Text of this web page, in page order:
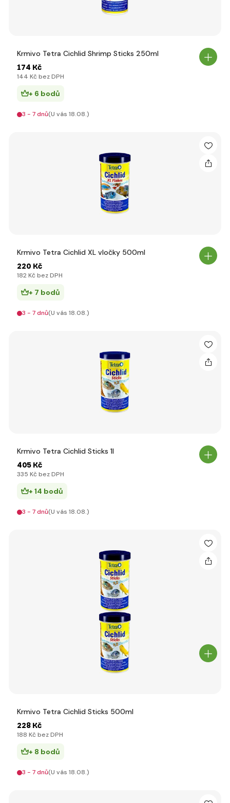
Krmivo Tetra Cichlid Shrimp Sticks 250ml
174 Kč
144 Kč bez DPH
+ 6 bodů
3 - 7 dnů(U vás 18.08.)
Krmivo Tetra Cichlid XL vločky 500ml
220 Kč
182 Kč bez DPH
+ 7 bodů
3 - 7 dnů(U vás 18.08.)
Krmivo Tetra Cichlid Sticks 1l
405 Kč
335 Kč bez DPH
+ 14 bodů
3 - 7 dnů(U vás 18.08.)
Krmivo Tetra Cichlid Sticks 500ml
228 Kč
188 Kč bez DPH
+ 8 bodů
3 - 7 dnů(U vás 18.08.)